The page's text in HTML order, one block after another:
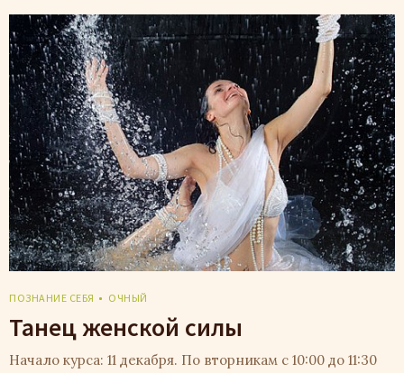
ПОЗНАНИЕ СЕБЯ ОЧНЫЙ
Танец женской силы
Начало курса: 11 декабря. По вторникам с 10:00 до 11:30